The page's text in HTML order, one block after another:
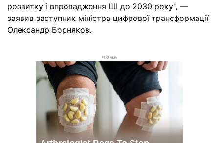
розвитку і впровадження ШI до 2030 року", —
заявив заступник міністра цифрової трансформації
Олександр Борняков.
РЕКЛАМА